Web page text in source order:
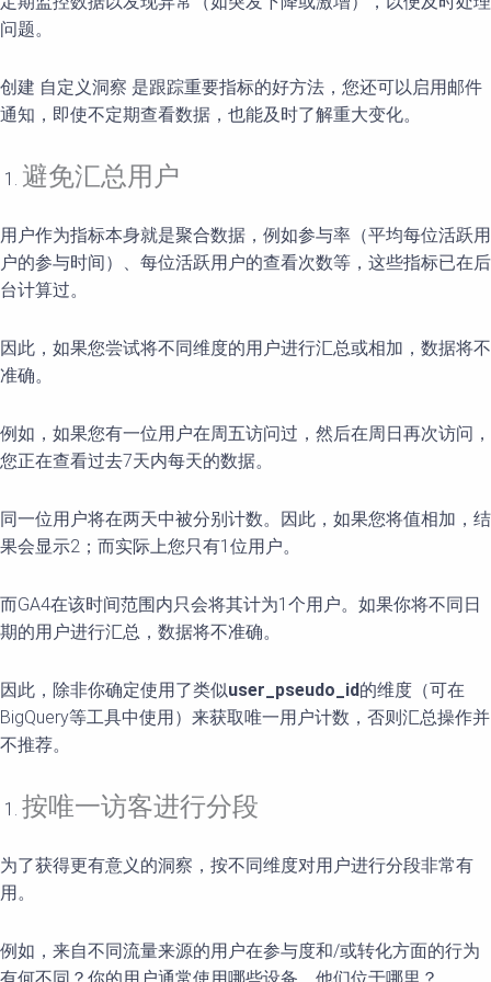
问题。
创建 自定义洞察 是跟踪重要指标的好方法，您还可以启用邮件
通知，即使不定期查看数据，也能及时了解重大变化。
避免汇总用户
用户作为指标本身就是聚合数据，例如参与率（平均每位活跃用
户的参与时间）、每位活跃用户的查看次数等，这些指标已在后
台计算过。
因此，如果您尝试将不同维度的用户进行汇总或相加，数据将不
准确。
例如，如果您有一位用户在周五访问过，然后在周日再次访问，
您正在查看过去7天内每天的数据。
同一位用户将在两天中被分别计数。因此，如果您将值相加，结
果会显示2；而实际上您只有1位用户。
而GA4在该时间范围内只会将其计为1个用户。如果你将不同日
期的用户进行汇总，数据将不准确。
因此，除非你确定使用了类似user_pseudo_id的维度（可在
BigQuery等工具中使用）来获取唯一用户计数，否则汇总操作并
不推荐。
按唯一访客进行分段
为了获得更有意义的洞察，按不同维度对用户进行分段非常有
用。
例如，来自不同流量来源的用户在参与度和/或转化方面的行为